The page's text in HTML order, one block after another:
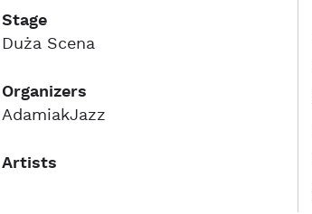
Stage
Duża Scena
Organizers
AdamiakJazz
Artists